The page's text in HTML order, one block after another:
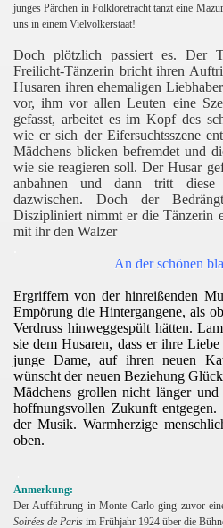
junges Pärchen in Folkloretracht tanzt eine
uns in einem Vielvölkerstaat!
Doch plötzlich passiert es. Der
Freilicht-Tänzerin bricht ihren
Husaren ihren ehemaligen
vor, ihm vor allen Leuten eine
gefasst, arbeitet es im Kopf des
wie er sich der Eifersuchtsszene
Mädchens blicken befremdet und
wie sie reagieren soll. Der Husar
anbahnen und dann tritt diese
dazwischen. Doch der
Diszipliniert nimmt er die Tänzerin
mit ihr den Walzer
An der schönen
Ergriffern von der hinreißenden
Empörung die Hintergangene, als
Verdruss hinweggespült hätten.
sie dem Husaren, dass er ihre
junge Dame, auf ihren neuen
wünscht der neuen Beziehung
Mädchens grollen nicht länger
hoffnungsvollen Zukunft
der Musik. Warmherzige
oben.
Anmerkung:
Der Aufführung in Monte Carlo ging zuvor
Soirées de Paris im Frühjahr 1924 über die